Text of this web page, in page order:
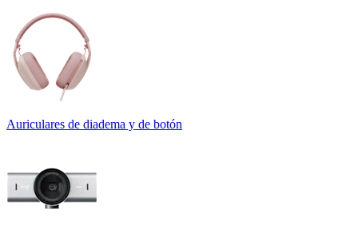
Auriculares de diadema y de botón